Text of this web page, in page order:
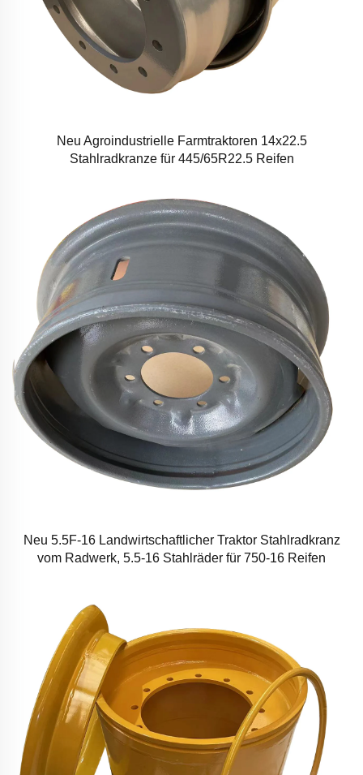
Neu Agroindustrielle Farmtraktoren 14x22.5
Stahlradkranze für 445/65R22.5 Reifen
Neu 5.5F-16 Landwirtschaftlicher Traktor Stahlradkranz
vom Radwerk, 5.5-16 Stahlräder für 750-16 Reifen